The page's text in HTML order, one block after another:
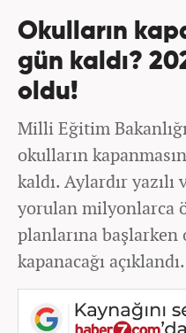
Okulların
gün kaldı?
oldu!
Milli Eğitim
okulların
kaldı. Aylardır
yorulan milyonlarca
planlarına başlarken
kapanacağı açıklandı.